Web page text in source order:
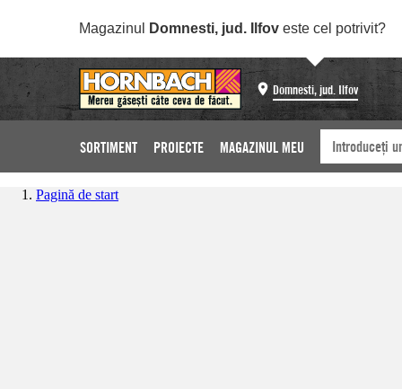
Magazinul Domnesti, jud. Ilfov este cel potrivit?
Domnesti, jud. Ilfov
SORTIMENT PROIECTE MAGAZINUL MEU
Pagină de start